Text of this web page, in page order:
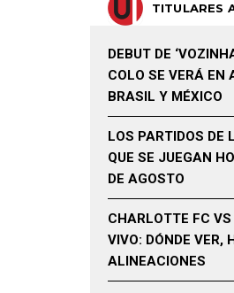
TITULARES
DEBUT DE
COLO SE VERÁ EN
BRASIL Y MÉXICO
LOS PARTIDOS DE
QUE SE JUEGAN
DE AGOSTO
CHARLOTTE FC
VIVO: DÓNDE VER,
ALINEACIONES